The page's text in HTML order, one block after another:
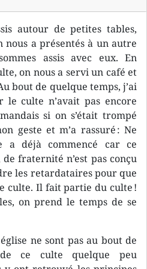
autour de petites tables,
nous a présentés à un autre
assis avec eux. En
on nous a servi un café et
bout de quelque temps, j’ai
culte n’avait pas encore
si on s’était trompé
geste et m’a rassuré : Ne
a déjà commencé car ce
fraternité n’est pas conçu
les retardataires pour que
culte. Il fait partie du culte !
on prend le temps de se
ne sont pas au bout de
ce culte quelque peu